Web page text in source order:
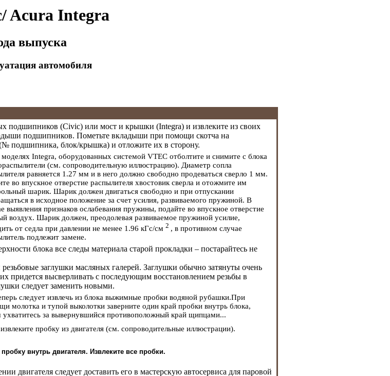
Acura Integra
выпуска
автомобиля
подшипников (Civic) или мост и крышки (Integra) и извлеките из своих
подшипников. Пометьте вкладыши при помощи скотча на
подшипника, блок/крышка) и отложите их в сторону.
Integra, оборудованных системой VTEC отболтите и снимите с блока
(см. сопроводительную иллюстрацию). Диаметр сопла
равняется 1.27 мм и в него должно свободно продеваться сверло 1 мм.
во впускное отверстие распылителя хвостовик сверла и отожмите им
шарик. Шарик должен двигаться свободно и при отпускании
в исходное положение за счет усилия, развиваемого пружиной. В
выявления признаков ослабевания пружины, подайте во впускное отверстие
воздух. Шарик должен, преодолевая развиваемое пружиной усилие,
от седла при давлении не менее 1.96 кГс/см 2 , в противном случае
подлежит замене.
блока все следы материала старой прокладки – постарайтесь не
заглушки масляных галерей. Заглушки обычно затянуты очень
придется высверливать с последующим восстановлением резьбы в
следует заменить новыми.
следует извлечь из блока выжимные пробки водяной рубашки.При
молотка и тупой выколотки заверните один край пробки внутрь блока,
ухватитесь за вывернувшийся противоположный край щипцами...
пробку из двигателя (см. сопроводительные иллюстрации).
внутрь двигателя. Извлеките все пробки.
двигателя следует доставить его в мастерскую автосервиса для паровой